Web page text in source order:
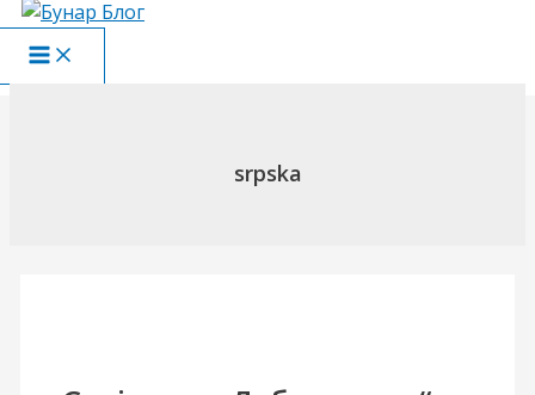
Пређи
на
садржај
Main
Menu
srpska